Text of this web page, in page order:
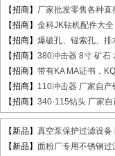
【招商】 厂家批发零售各种
【招商】 金科JK钻机配件大
【招商】 爆破孔、锚索孔、
【招商】 380冲击器 8寸 矿石
【招商】 带有KA MA证书，
【招商】 110冲击器 厂家自产
【招商】 340-115钻头 厂家自
【新品】 真空泵保护过滤设备
【新品】 面粉厂专用不锈钢过